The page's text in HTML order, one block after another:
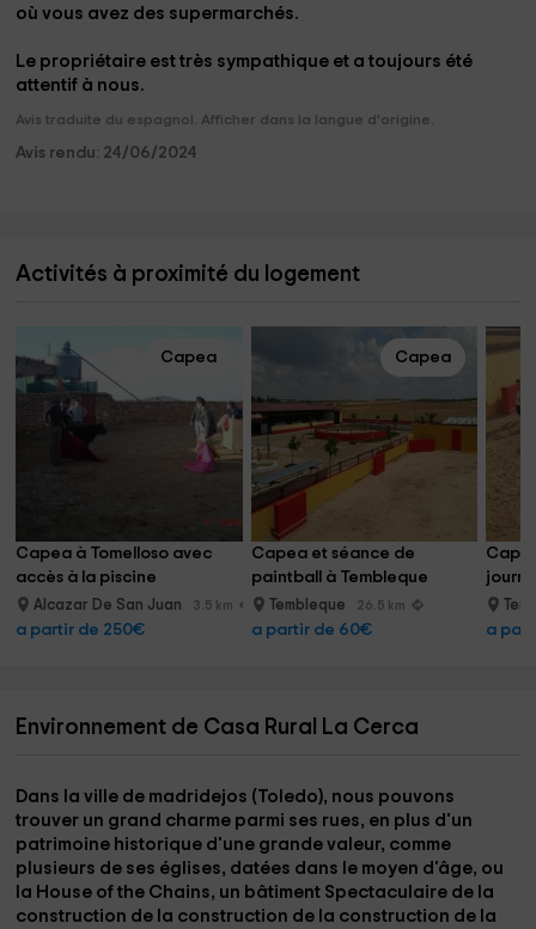
où vous avez des supermarchés.
Le propriétaire est très sympathique et a toujours été
attentif à nous.
Avis traduite du espagnol. Afficher dans la langue d'origine.
Avis rendu: 24/06/2024
Activités à proximité du logement
Capea
Capea à Tomelloso avec
accès à la piscine
Alcazar De San Juan 3.5 km
a partir de 250€
Capea
Capea et séance de
paintball à Tembleque
Tembleque 26.5 km
a partir de 60€
Cap
a
Environnement de Casa Rural La Cerca
Dans la ville de madridejos (Toledo), nous pouvons
trouver un grand charme parmi ses rues, en plus d'un
patrimoine historique d'une grande valeur, comme
plusieurs de ses églises, datées dans le moyen d'âge, ou
la House of the Chains, un bâtiment Spectaculaire de la
construction de la construction de la construction de la